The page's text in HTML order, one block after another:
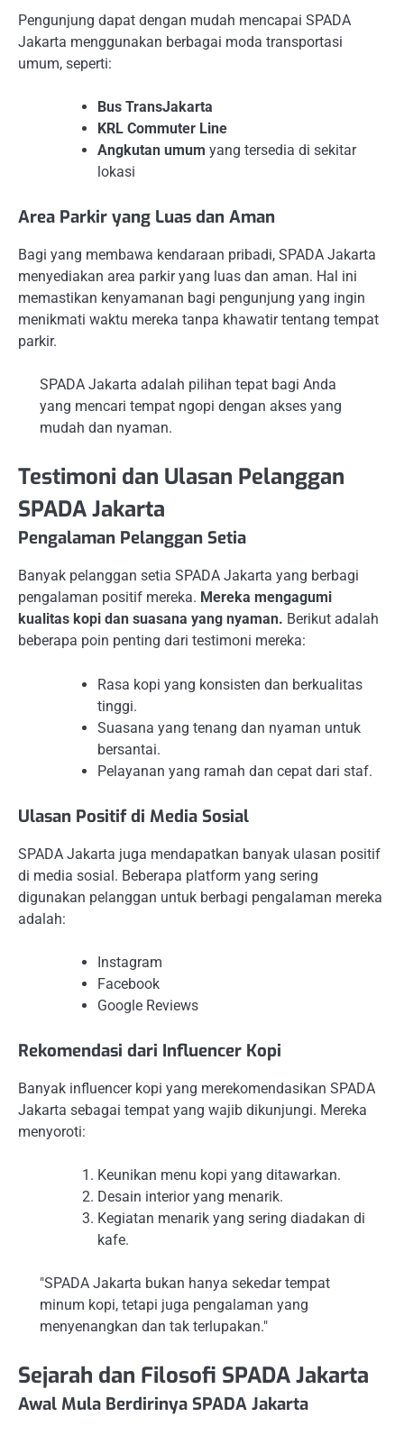
Pengunjung dapat dengan mudah mencapai SPADA
Jakarta menggunakan berbagai moda transportasi
umum, seperti:
Bus TransJakarta
KRL Commuter Line
Angkutan umum yang tersedia di sekitar
lokasi
Area Parkir yang Luas dan Aman
Bagi yang membawa kendaraan pribadi, SPADA Jakarta
menyediakan area parkir yang luas dan aman. Hal ini
memastikan kenyamanan bagi pengunjung yang ingin
menikmati waktu mereka tanpa khawatir tentang tempat
parkir.
SPADA Jakarta adalah pilihan tepat bagi Anda
yang mencari tempat ngopi dengan akses yang
mudah dan nyaman.
Testimoni dan Ulasan Pelanggan
SPADA Jakarta
Pengalaman Pelanggan Setia
Banyak pelanggan setia SPADA Jakarta yang berbagi
pengalaman positif mereka. Mereka mengagumi
kualitas kopi dan suasana yang nyaman. Berikut adalah
beberapa poin penting dari testimoni mereka:
Rasa kopi yang konsisten dan berkualitas
tinggi.
Suasana yang tenang dan nyaman untuk
bersantai.
Pelayanan yang ramah dan cepat dari staf.
Ulasan Positif di Media Sosial
SPADA Jakarta juga mendapatkan banyak ulasan positif
di media sosial. Beberapa platform yang sering
digunakan pelanggan untuk berbagi pengalaman mereka
adalah:
Instagram
Facebook
Google Reviews
Rekomendasi dari Influencer Kopi
Banyak influencer kopi yang merekomendasikan SPADA
Jakarta sebagai tempat yang wajib dikunjungi. Mereka
menyoroti:
Keunikan menu kopi yang ditawarkan.
Desain interior yang menarik.
Kegiatan menarik yang sering diadakan di
kafe.
"SPADA Jakarta bukan hanya sekedar tempat
minum kopi, tetapi juga pengalaman yang
menyenangkan dan tak terlupakan."
Sejarah dan Filosofi SPADA Jakarta
Awal Mula Berdirinya SPADA Jakarta